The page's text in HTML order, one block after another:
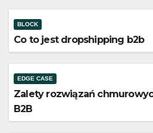
BLOCK
Co to jest dropshipping b2b
EDGE CASE
Zalety rozwiązań
B2B